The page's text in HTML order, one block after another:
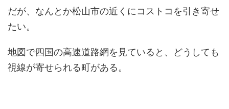
だが、なんとか松山市の近くにコストコを引き寄せ
たい。
地図で四国の高速道路網を見ていると、どうしても
視線が寄せられる町がある。